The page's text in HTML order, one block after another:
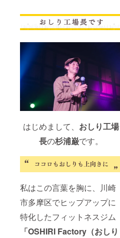
はじめまして、 おしり工場
長の杉浦巌です。
私はこの言葉を胸に、川崎
市多摩区でヒップアップに
特化したフィットネスジム
「OSHIRI Factory（おしり